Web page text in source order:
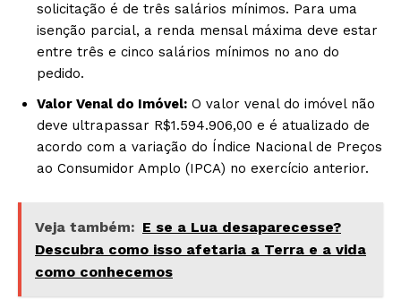
solicitação é de três salários mínimos. Para uma
isenção parcial, a renda mensal máxima deve estar
entre três e cinco salários mínimos no ano do
pedido.
Valor Venal do Imóvel: O valor venal do imóvel não
deve ultrapassar R$1.594.906,00 e é atualizado de
acordo com a variação do Índice Nacional de Preços
ao Consumidor Amplo (IPCA) no exercício anterior.
Veja também: E se a Lua desaparecesse?
Descubra como isso afetaria a Terra e a vida
como conhecemos